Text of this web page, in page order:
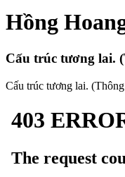
Hồng
Cấu trúc tương lai.
Cấu trúc tương lai.